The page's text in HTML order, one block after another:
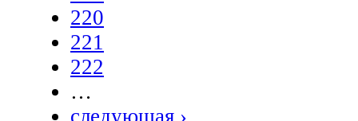
220
221
222
…
следующая ›